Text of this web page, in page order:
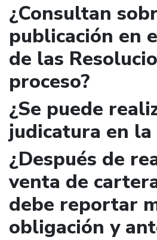
¿Consultan
publicación en
de las
proceso?
¿Se puede
judicatura en
¿Después de
venta de
debe reportar
obligación y